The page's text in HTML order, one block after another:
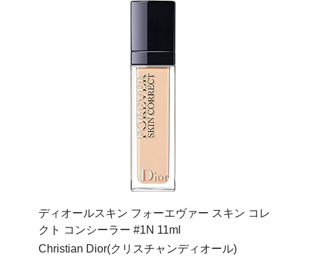
ディオールスキン フォーエヴァー スキン コレ
クト コンシーラー #1N 11ml
Christian Dior(クリスチャンディオール)